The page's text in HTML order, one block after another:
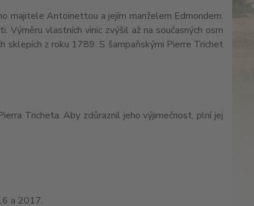
majitele Antoinettou a jejím manželem Edmondem.
Výměru vlastních vinic zvýšil až na současných osm
sklepích z roku 1789. S šampaňskými Pierre Trichet
Tricheta. Aby zdůraznil jeho výjimečnost, plní jej
a 2017.